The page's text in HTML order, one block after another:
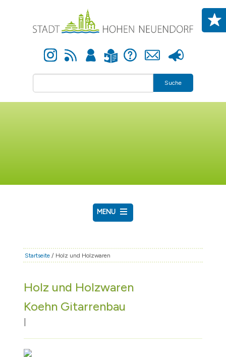
Instagram Newsfeed Anmelden Leichte Sprache Hilfe Kontakt Presse
Suche
MENU
RATHAUS & POLITIK
FAMILIE & BILDUNG
TOURISMUS
Startseite / Holz und Holzwaren
Holz und Holzwaren
Koehn Gitarrenbau